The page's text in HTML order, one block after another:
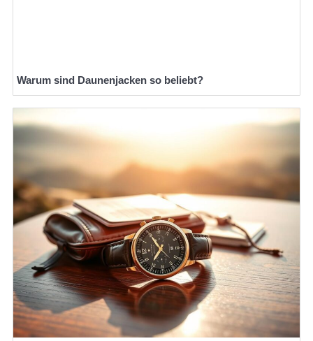
Warum sind Daunenjacken so beliebt?